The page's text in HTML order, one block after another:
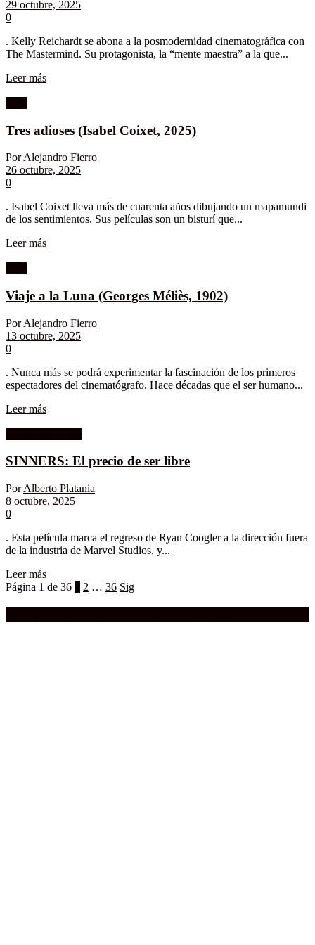
29 octubre, 2025
0
. Kelly Reichardt se abona a la posmodernidad cinematográfica con
The Mastermind. Su protagonista, la “mente maestra” a la que...
Leer más
Tres adioses (Isabel Coixet, 2025)
Por Alejandro Fierro
26 octubre, 2025
0
. Isabel Coixet lleva más de cuarenta años dibujando un mapamundi
de los sentimientos. Sus películas son un bisturí que...
Leer más
Viaje a la Luna (Georges Méliès, 1902)
Por Alejandro Fierro
13 octubre, 2025
0
. Nunca más se podrá experimentar la fascinación de los primeros
espectadores del cinematógrafo. Hace décadas que el ser humano...
Leer más
SINNERS: El precio de ser libre
Por Alberto Platania
8 octubre, 2025
0
. Esta película marca el regreso de Ryan Coogler a la dirección fuera
de la industria de Marvel Studios, y...
Leer más
Página 1 de 36
2 … 36 Sig